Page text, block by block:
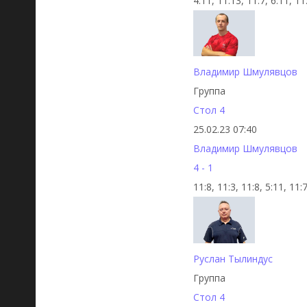
Владимир Шмулявцов
Группа
Стол 4
25.02.23 07:40
Владимир Шмулявцов
4 - 1
11:8, 11:3, 11:8, 5:11, 11:7
Руслан Тылиндус
Группа
Стол 4